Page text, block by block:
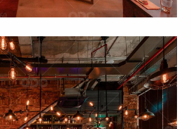
86
THE STREET
CN CMT8